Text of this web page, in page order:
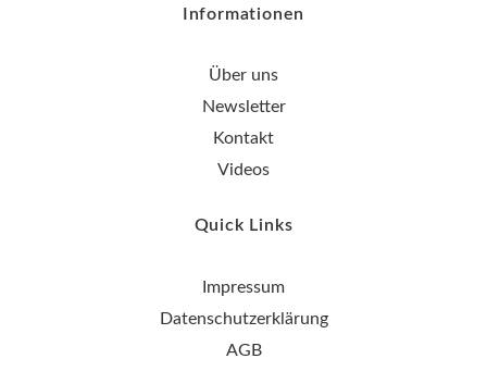
Informationen
Über uns
Newsletter
Kontakt
Videos
Quick Links
Impressum
Datenschutzerklärung
AGB